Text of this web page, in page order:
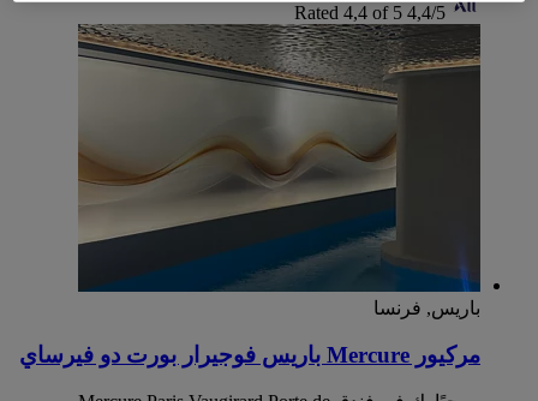
4,4/5
Rated 4,4 of 5
باريس, فرنسا
مركيور Mercure باريس فوجيرار بورت دو فيرساي